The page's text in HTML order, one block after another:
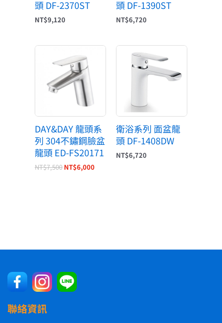
頭 DF-2370ST
NT$9,120
頭 DF-1390ST
NT$6,720
DAY&DAY 龍頭系
列 304不鏽鋼臉盆
龍頭 ED-FS20171
NT$7,500
始
價
格：
NT$7,500。
NT$6,000
衛浴系列 面盆龍
頭 DF-1408DW
NT$6,720
聯絡資訊